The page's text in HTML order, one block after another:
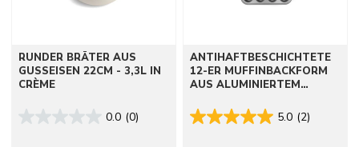
RUNDER BRÄTER AUS
GUSSEISEN 22CM - 3,3L IN
CRÈME
0.0 (0)
ANTIHAFTBESCHICHTETE
12-ER MUFFINBACKFORM
AUS ALUMINIERTEM
5.0 (2)